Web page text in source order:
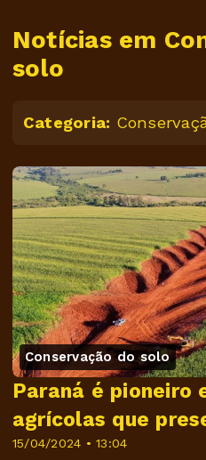
Notícias em
solo
Categoria:
Conservação do solo
15/04/2024 • 13:04
Paraná é pioneiro
agrícolas que